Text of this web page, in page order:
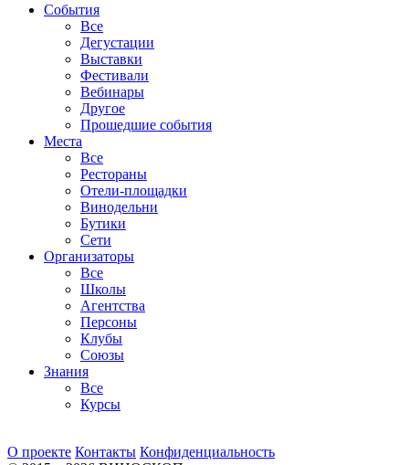
События
Все
Дегустации
Выставки
Фестивали
Вебинары
Другое
Прошедшие события
Места
Все
Рестораны
Отели-площадки
Винодельни
Бутики
Сети
Организаторы
Все
Школы
Агентства
Персоны
Клубы
Союзы
Знания
Все
Курсы
О проекте Контакты Конфиденциальность